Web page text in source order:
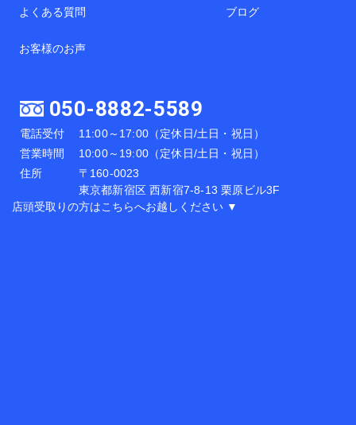
よくある質問
お客様のお声
ブログ
050-8882-5589
電話受付
11:00～17:00（定休日/土日・祝日）
営業時間
10:00～19:00（定休日/土日・祝日）
住所
〒160-0023
東京都新宿区 西新宿7-8-13 栗原ビル3F
店頭受取りの方はこちらへお越しください ▼